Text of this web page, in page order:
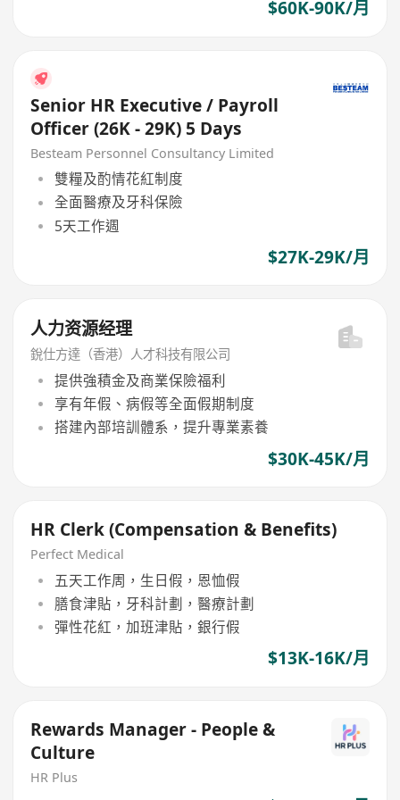
$60K-90K/月
Senior HR Executive / Payroll
Officer (26K - 29K) 5 Days
Besteam Personnel Consultancy Limited
雙糧及酌情花紅制度
全面醫療及牙科保險
5天工作週
$27K-29K/月
人力资源经理
銳仕方達（香港）人才科技有限公司
提供強積金及商業保險福利
享有年假、病假等全面假期制度
搭建內部培訓體系，提升專業素養
$30K-45K/月
HR Clerk (Compensation & Benefits)
Perfect Medical
五天工作周，生日假，恩恤假
膳食津貼，牙科計劃，醫療計劃
彈性花紅，加班津貼，銀行假
$13K-16K/月
Rewards Manager - People &
Culture
HR Plus